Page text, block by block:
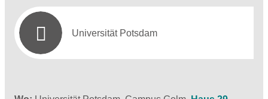
Universität Potsdam